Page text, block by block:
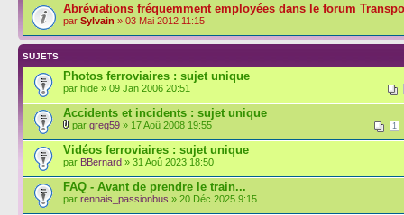
Abréviations fréquemment employées dans le forum
par Sylvain » 03 Mai 2012 11:15
SUJETS
Photos ferroviaires : sujet unique
par hide » 09 Jan 2006 20:51
Accidents et incidents : sujet unique
1
par greg59 » 17 Aoû 2008 19:55
Vidéos ferroviaires : sujet unique
par BBernard » 31 Aoû 2023 18:50
FAQ - Avant de prendre le train...
par rennais_passionbus » 20 Déc 2025 9:15